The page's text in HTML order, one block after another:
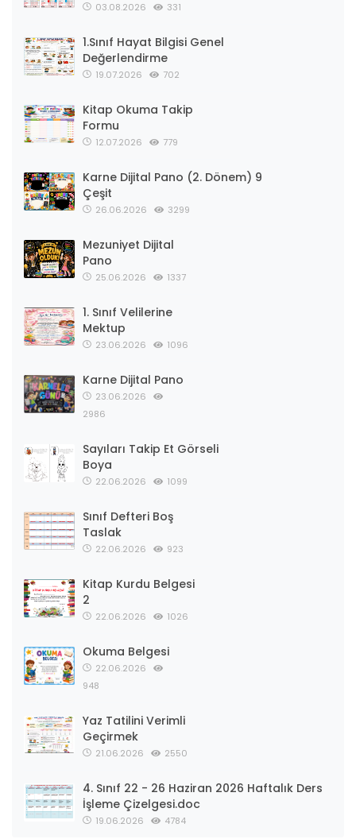
03.08.2026 331
1.Sınıf Hayat Bilgisi Genel
Değerlendirme
19.07.2026 702
Kitap Okuma Takip
Formu
12.07.2026 779
Karne Dijital Pano (2. Dönem) 9
Çeşit
26.06.2026 3299
Mezuniyet Dijital
Pano
25.06.2026 1337
1. Sınıf Velilerine
Mektup
23.06.2026 1096
Karne Dijital Pano
23.06.2026
2986
Sayıları Takip Et Görseli
Boya
22.06.2026 1099
Sınıf Defteri Boş
Taslak
22.06.2026 923
Kitap Kurdu Belgesi
2
22.06.2026 1026
Okuma Belgesi
22.06.2026
948
Yaz Tatilini Verimli
Geçirmek
21.06.2026 2550
4. Sınıf 22 - 26 Haziran 2026 Haftalık Ders
İşleme Çizelgesi.doc
19.06.2026 4784